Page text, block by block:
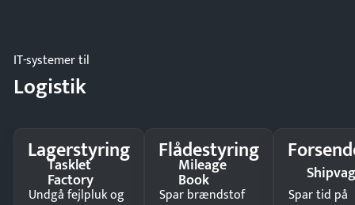
IT-systemer til
Logistik
Lagerstyring
Tasklet
Factory
Undgå fejlpluk og
Flådestyring
Mileage
Book
Spar brændstof
Spar tid på